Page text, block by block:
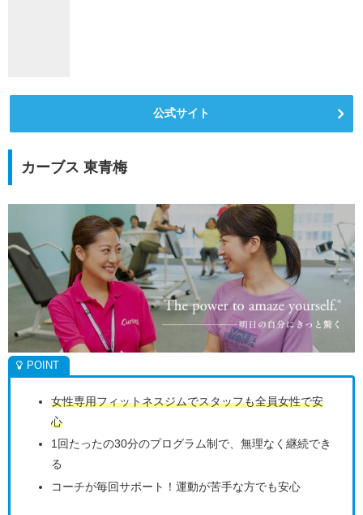
公式サイト
カーブス 東青梅
女性専用フィットネスジムでスタッフも全員女性で安
心
1回たったの30分のプログラム制で、無理なく継続でき
る
コーチが毎回サポート！運動が苦手な方でも安心